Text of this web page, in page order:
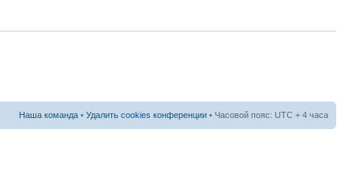
Наша команда • Удалить cookies конференции • Часовой пояс: UTC + 4 часа